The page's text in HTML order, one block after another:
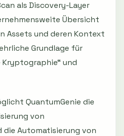
als Discovery-Layer
Übersicht
Assets und deren Kontext
Grundlage für
und
QuantumGenie die
von
die Automatisierung von